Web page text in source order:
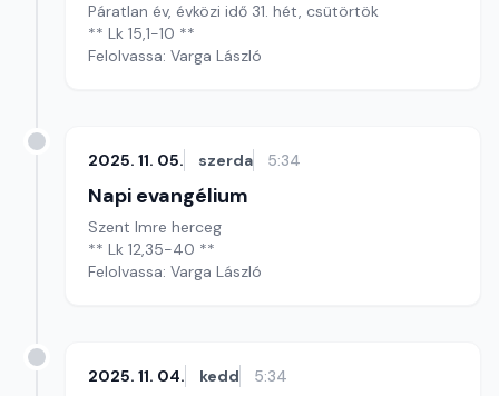
Páratlan év, évközi idő 31. hét, csütörtök
** Lk 15,1-10 **
Felolvassa: Varga László
2025. 11. 05. szerda 5:34
Napi evangélium
Szent Imre herceg
** Lk 12,35-40 **
Felolvassa: Varga László
2025. 11. 04. kedd 5:34